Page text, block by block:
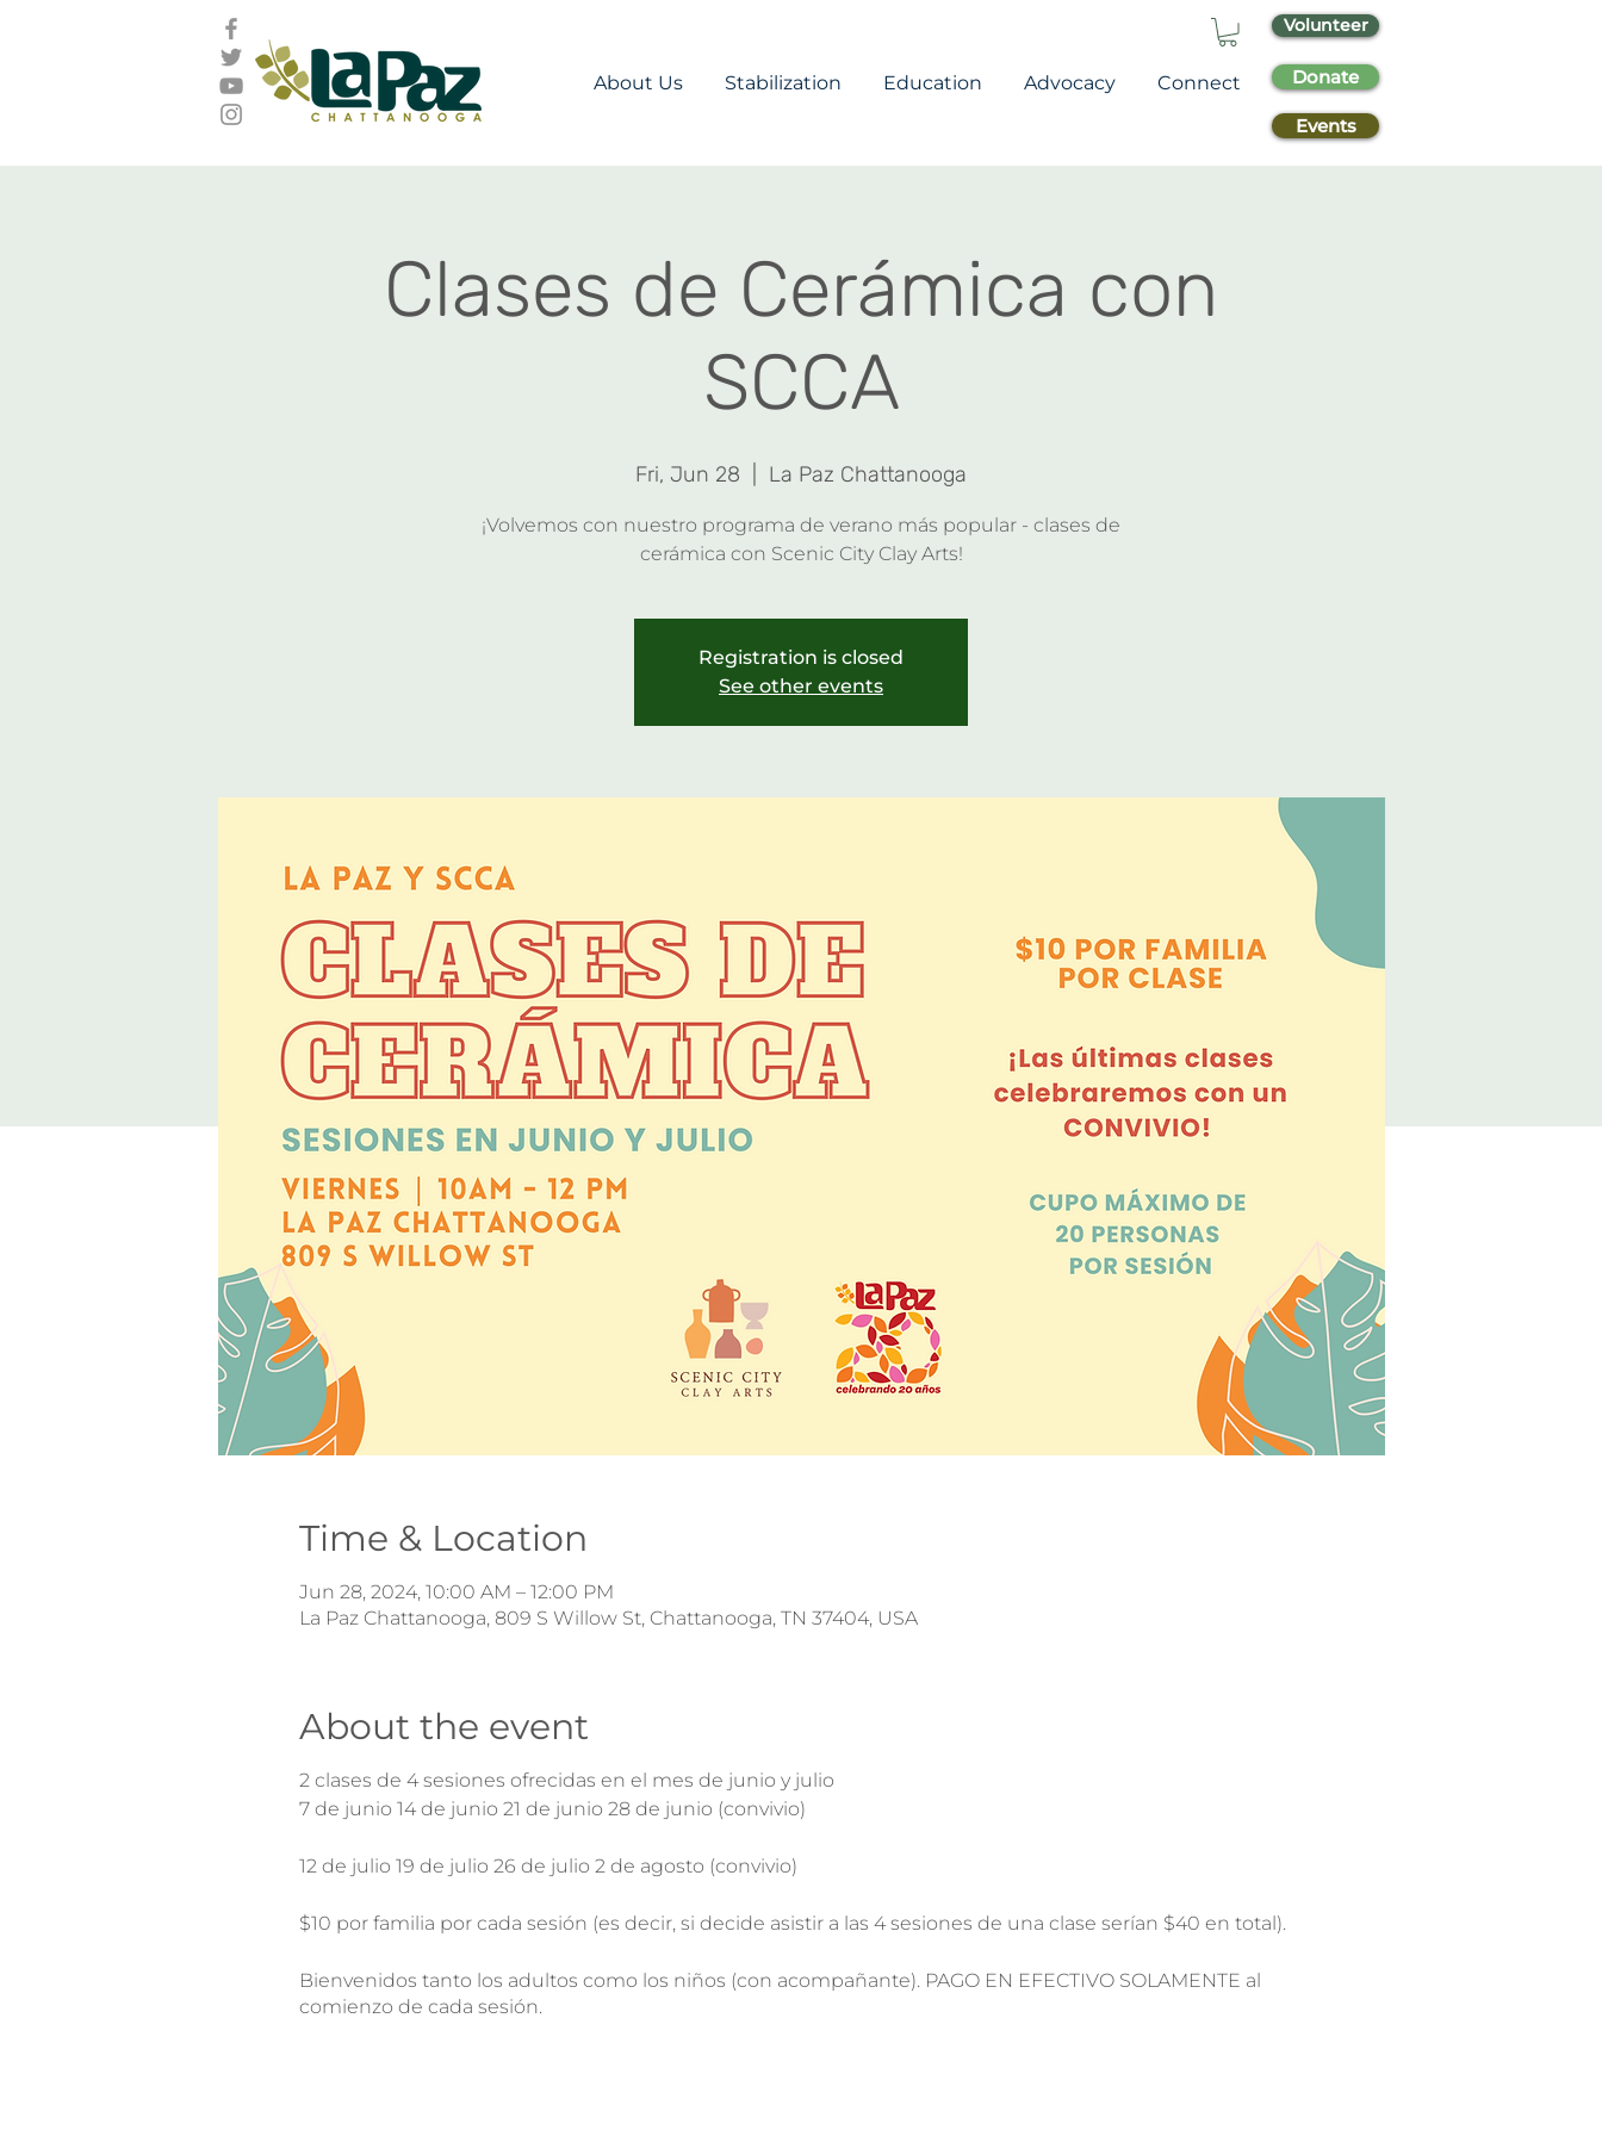
About Us Stabilization Education Advocacy Connect
Volunteer
Donate
Events
Clases de Cerámica con
SCCA
Fri, Jun 28 La Paz Chattanooga
¡Volvemos con nuestro programa de verano más popular - clases de
cerámica con Scenic City Clay Arts!
Registration is closed
See other events
Time & Location
Jun 28, 2024, 10:00 AM – 12:00 PM
La Paz Chattanooga, 809 S Willow St, Chattanooga, TN 37404, USA
About the event
2 clases de 4 sesiones ofrecidas en el mes de junio y julio
7 de junio 14 de junio 21 de junio 28 de junio (convivio)
12 de julio 19 de julio 26 de julio 2 de agosto (convivio)
$10 por familia por cada sesión (es decir, si decide asistir a las 4 sesiones de una clase serían $40 en total).
Bienvenidos tanto los adultos como los niños (con acompañante). PAGO EN EFECTIVO SOLAMENTE al
comienzo de cada sesión.